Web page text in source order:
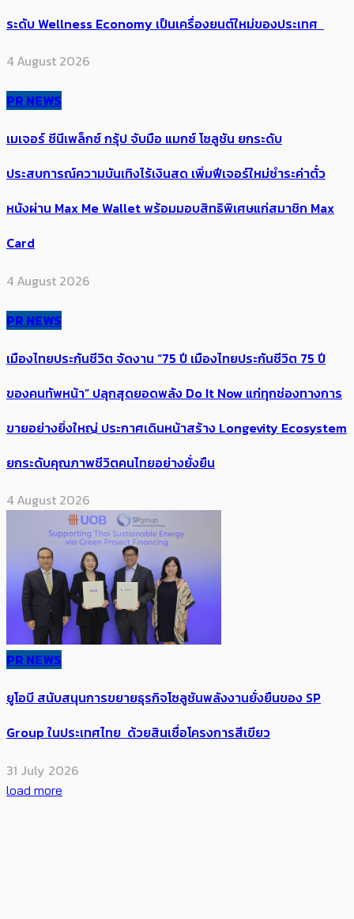
ระดับ Wellness Economy เป็นเครื่องยนต์ใหม่ของประเทศ
4 August 2026
PR NEWS
เมเจอร์ ซีนีเพล็กซ์ กรุ้ป จับมือ แมกซ์ โซลูชัน ยกระดับ
ประสบการณ์ความบันเทิงไร้เงินสด เพิ่มฟีเจอร์ใหม่ชำระค่าตั๋ว
หนังผ่าน Max Me Wallet พร้อมมอบสิทธิพิเศษแก่สมาชิก Max
Card
4 August 2026
PR NEWS
เมืองไทยประกันชีวิต จัดงาน “75 ปี เมืองไทยประกันชีวิต 75 ปี
ของคนทัพหน้า” ปลุกสุดยอดพลัง Do It Now แก่ทุกช่องทางการ
ขายอย่างยิ่งใหญ่ ประกาศเดินหน้าสร้าง Longevity Ecosystem
ยกระดับคุณภาพชีวิตคนไทยอย่างยั่งยืน
4 August 2026
PR NEWS
ยูโอบี สนับสนุนการขยายธุรกิจโซลูชันพลังงานยั่งยืนของ SP
Group ในประเทศไทย ด้วยสินเชื่อโครงการสีเขียว
31 July 2026
load more